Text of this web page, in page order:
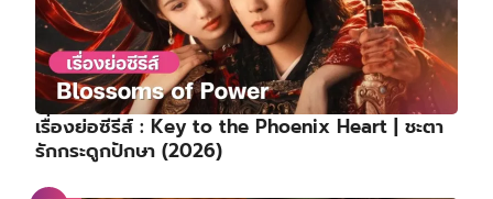
เรื่องย่อซีรีส์ : Key to the Phoenix Heart | ชะตา
รักกระดูกปักษา (2026)